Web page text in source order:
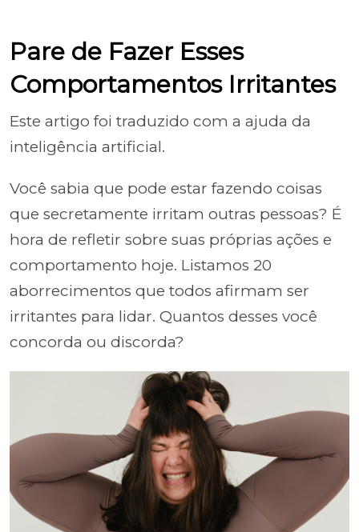
Pare de Fazer Esses
Comportamentos Irritantes
Este artigo foi traduzido com a ajuda da
inteligência artificial.
Você sabia que pode estar fazendo coisas
que secretamente irritam outras pessoas? É
hora de refletir sobre suas próprias ações e
comportamento hoje. Listamos 20
aborrecimentos que todos afirmam ser
irritantes para lidar. Quantos desses você
concorda ou discorda?